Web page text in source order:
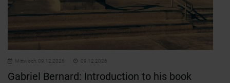
Mittwoch, 09.12.2026 09.12.2026
Gabriel Bernard: Introduction to his book